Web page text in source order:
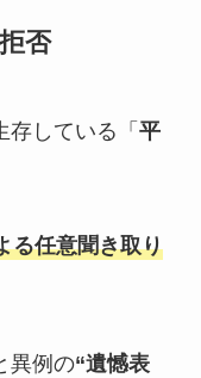
否
している「 平
る任意聞き取り
異例の“遺憾表